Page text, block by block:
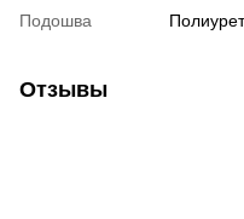
Подошва
Отзывы